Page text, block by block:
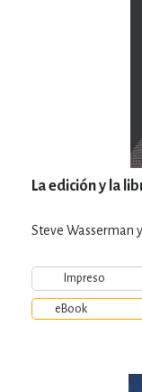
La edición y la
Steve Wasserman
Impreso
eBook